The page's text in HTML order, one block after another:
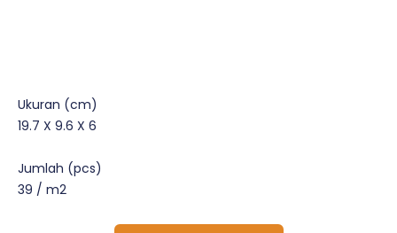
Ukuran (cm)
19.7 X 9.6 X 6
Jumlah (pcs)
39 / m2